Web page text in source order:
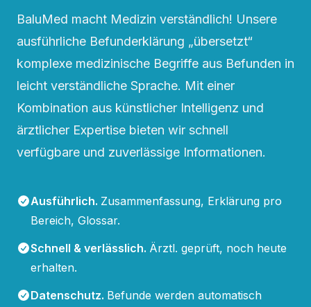
BaluMed macht Medizin verständlich! Unsere
ausführliche Befunderklärung „übersetzt“
komplexe medizinische Begriffe aus Befunden in
leicht verständliche Sprache. Mit einer
Kombination aus künstlicher Intelligenz und
ärztlicher Expertise bieten wir schnell
verfügbare und zuverlässige Informationen.
Ausführlich. Zusammenfassung, Erklärung pro
Bereich, Glossar.
Schnell & verlässlich. Ärztl. geprüft, noch heute
erhalten.
Datenschutz. Befunde werden automatisch